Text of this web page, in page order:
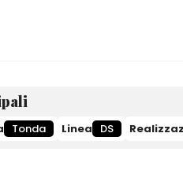
Tonda Linea DS